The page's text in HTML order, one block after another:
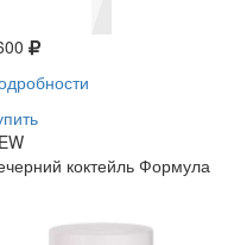
коктейль Формула